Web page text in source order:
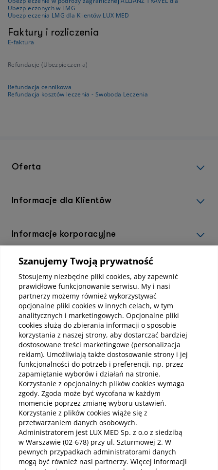
Ubezpieczonych w LMG
Ubezpieczenia LMG dla Klientów LUX MED
Faktury i rozliczenia
E-faktura
Refundacje (Ubezpieczenia)
Refundacja cennikowa
Refundacja kosztów leczenia - Swoboda Leczenia
Oferta
Informacje dla Klientów
Informacje korporacyjne
Kup abonamenty online
Kup online
Pobierz aplikacje mobilną
Szanujemy Twoją prywatność
Stosujemy niezbędne pliki cookies, aby zapewnić
prawidłowe funkcjonowanie serwisu. My i nasi
partnerzy możemy również wykorzystywać
opcjonalne pliki cookies w innych celach, w tym
analitycznych i marketingowych. Opcjonalne pliki
cookies służą do zbierania informacji o sposobie
korzystania z naszej strony, aby dostarczać bardziej
dostosowane treści marketingowe (personalizacja
reklam). Umożliwiają także dostosowanie strony i jej
funkcjonalności do potrzeb i preferencji, np. przez
zapamiętanie wyborów i działań na stronie.
Korzystanie z opcjonalnych plików cookies wymaga
zgody. Zgoda może być wycofana w każdym
momencie poprzez zmianę wyboru ustawień.
Korzystanie z plików cookies wiąże się z
przetwarzaniem danych osobowych.
Administratorem jest LUX MED Sp. z o.o z siedzibą
w Warszawie (02-678) przy ul. Szturmowej 2. W
pewnych przypadkach administratorami danych
mogą być również nasi partnerzy. Więcej informacji